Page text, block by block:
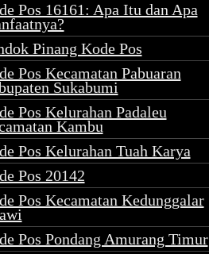
Pos 16161: Apa Itu dan Apa
Pinang Kode Pos
Pos Kecamatan Pabuaran
Sukabumi
Pos Kelurahan Padaleu
Kambu
Pos Kelurahan Tuah Karya
Pos 20142
Pos Kecamatan Kedunggalar
Pos Pondang Amurang Timur